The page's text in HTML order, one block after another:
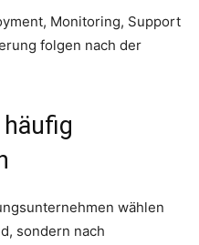
Monitoring, Support
folgen nach der
wählen
sondern nach